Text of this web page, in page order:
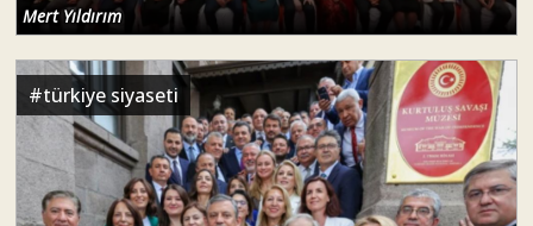
Yeni Parti’yi Toplumun İçinde Kurmalı
Ali Onat Çetin